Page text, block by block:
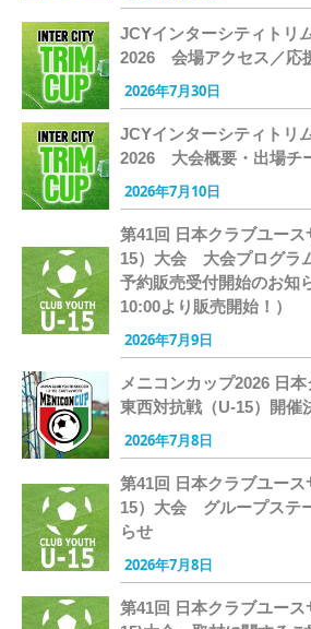
JCYインターシティトリ
2026 会場アクセス／応
2026年7月30日
JCYインターシティトリ
2026 大会概要・出場チ
2026年7月10日
第41回 日本クラブユー
15）大会 大会プログラ
予約販売受付開始のお知
10:00より販売開始！）
2026年7月9日
メニコンカップ2026 日
東西対抗戦（U-15）開催
2026年7月8日
第41回 日本クラブユー
15）大会 グループステ
らせ
2026年7月8日
第41回 日本クラブユー